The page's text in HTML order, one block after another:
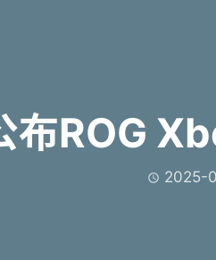
布ROG
 2025-